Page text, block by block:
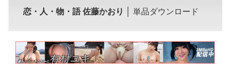
恋・人・物・語 佐藤かおり │ 単品ダウンロード